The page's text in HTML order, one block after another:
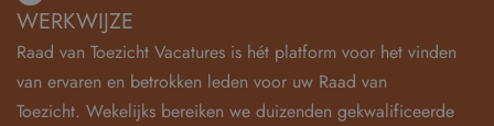
WERKWIJZE
Raad van Toezicht Vacatures is hét platform voor het vinden
van ervaren en betrokken leden voor uw Raad van
Toezicht. Wekelijks bereiken we duizenden gekwalificeerde